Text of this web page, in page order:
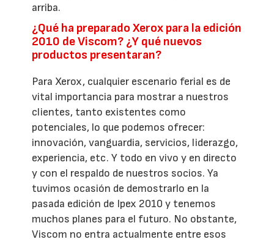
arriba.
¿Qué ha preparado Xerox para la edición
2010 de Viscom? ¿Y qué nuevos
productos presentaran?
Para Xerox, cualquier escenario ferial es de
vital importancia para mostrar a nuestros
clientes, tanto existentes como
potenciales, lo que podemos ofrecer:
innovación, vanguardia, servicios, liderazgo,
experiencia, etc. Y todo en vivo y en directo
y con el respaldo de nuestros socios. Ya
tuvimos ocasión de demostrarlo en la
pasada edición de Ipex 2010 y tenemos
muchos planes para el futuro. No obstante,
Viscom no entra actualmente entre esos